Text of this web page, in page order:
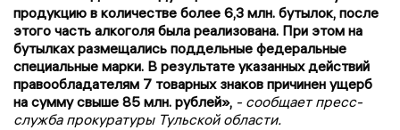
продукцию в количестве более 6,3 млн. бутылок, после
этого часть алкоголя была реализована. При этом на
бутылках размещались поддельные федеральные
специальные марки. В результате указанных действий
правообладателям 7 товарных знаков причинен ущерб
на сумму свыше 85 млн. рублей», - сообщает пресс-
служба прокуратуры Тульской области.